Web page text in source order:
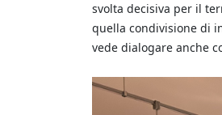
svolta decisiva per il
quella condivisione di
vede dialogare anche